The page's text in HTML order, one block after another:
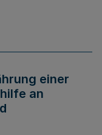
einer
an